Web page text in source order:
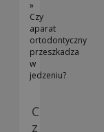
»
Czy
aparat
ortodontyczny
przeszkadza
w
jedzeniu?
C
z